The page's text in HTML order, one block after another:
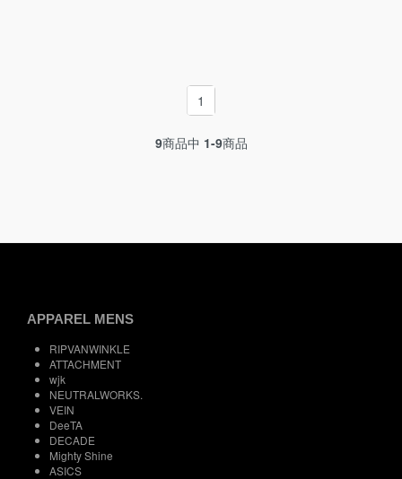
1
9商品中 1-9商品
APPAREL MENS
RIPVANWINKLE
ATTACHMENT
wjk
NEUTRALWORKS.
VEIN
DeeTA
DECADE
Mighty Shine
ASICS